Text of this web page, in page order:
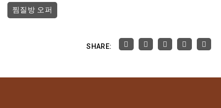
찜질방 오퍼
SHARE: